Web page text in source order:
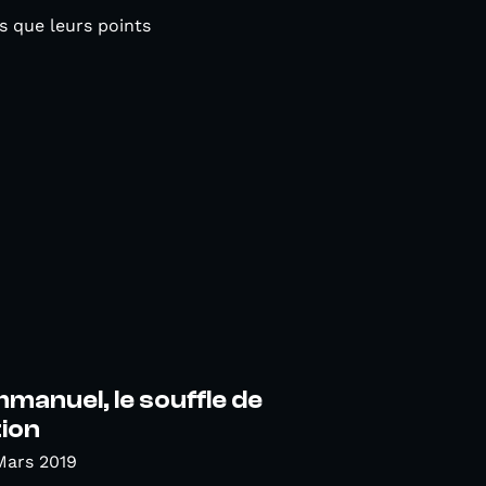
que leurs points
le souffle de
2019